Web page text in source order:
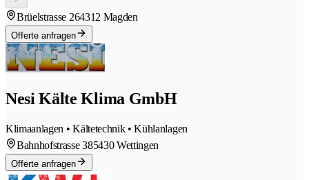
Brüelstrasse 264312 Magden
Offerte anfragen
Nesi Kälte Klima GmbH
Klimaanlagen • Kältetechnik • Kühlanlagen
Bahnhofstrasse 385430 Wettingen
Offerte anfragen